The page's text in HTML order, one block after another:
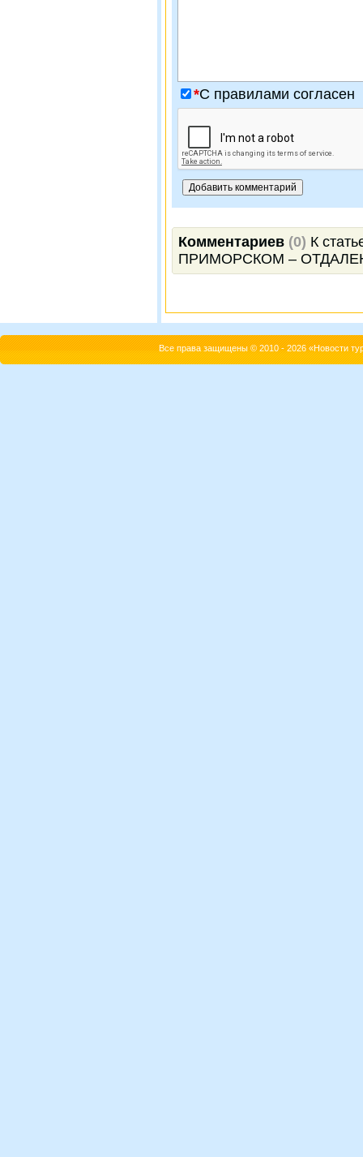
*C правилами согласен
Комментариев (0) К
ПРИМОРСКОМ –
Все права защищены © 2010 - 2026 «Новости